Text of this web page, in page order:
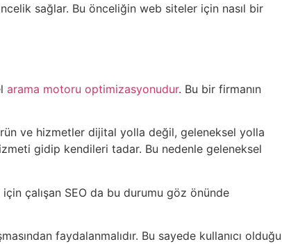
sağlar. Bu önceliğin web siteler için nasıl bir
arama motoru optimizasyonudur. Bu bir firmanın
ve hizmetler dijital yolla değil, geleneksel yolla
gidip kendileri tadar. Bu nedenle geleneksel
çalışan SEO da bu durumu göz önünde
faydalanmalıdır. Bu sayede kullanıcı olduğu